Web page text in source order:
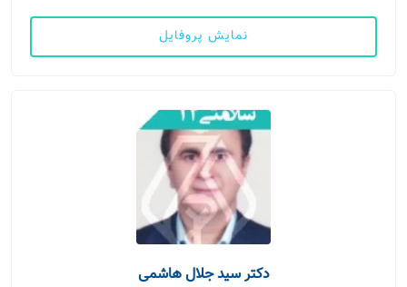
نمایش پروفایل
دکتر سید جلال هاشمی